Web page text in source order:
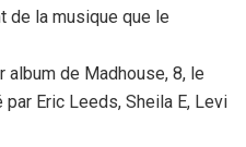
de la musique que le
album de Madhouse, 8, le
Eric Leeds, Sheila E, Levi